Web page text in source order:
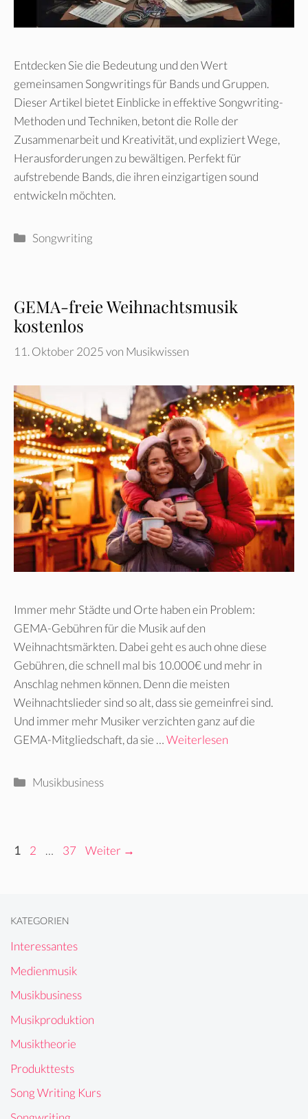
Entdecken Sie die Bedeutung und den Wert
gemeinsamen Songwritings für Bands und Gruppen.
Dieser Artikel bietet Einblicke in effektive Songwriting-
Methoden und Techniken, betont die Rolle der
Zusammenarbeit und Kreativität, und expliziert Wege,
Herausforderungen zu bewältigen. Perfekt für
aufstrebende Bands, die ihren einzigartigen sound
entwickeln möchten.
Kategorien
Songwriting
GEMA-freie Weihnachtsmusik
kostenlos
11. Oktober 2025von Musikwissen
Immer mehr Städte und Orte haben ein Problem:
GEMA-Gebühren für die Musik auf den
Weihnachtsmärkten. Dabei geht es auch ohne diese
Gebühren, die schnell mal bis 10.000€ und mehr in
Anschlag nehmen können. Denn die meisten
Weihnachtslieder sind so alt, dass sie gemeinfrei sind.
Und immer mehr Musiker verzichten ganz auf die
GEMA-Mitgliedschaft, da sie …Weiterlesen
Kategorien
Musikbusiness
Seite
1 Seite
2 … Seite
37 Weiter →
KATEGORIEN
Interessantes
Medienmusik
Musikbusiness
Musikproduktion
Musiktheorie
Produkttests
Song Writing Kurs